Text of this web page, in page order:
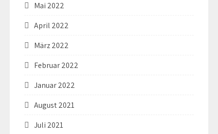
Mai 2022
April 2022
März 2022
Februar 2022
Januar 2022
August 2021
Juli 2021